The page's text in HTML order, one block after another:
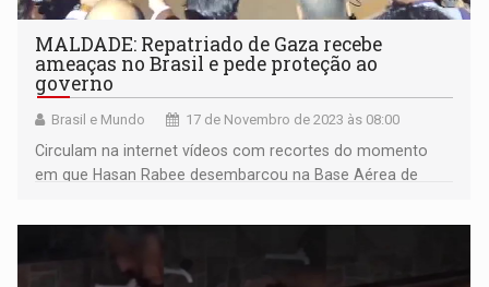
MALDADE: Repatriado de Gaza recebe
ameaças no Brasil e pede proteção ao
governo
Brasil e Mundo 17 de Novembro de 2023 às 08:00
Circulam na internet vídeos com recortes do momento
em que Hasan Rabee desembarcou na Base Aérea de